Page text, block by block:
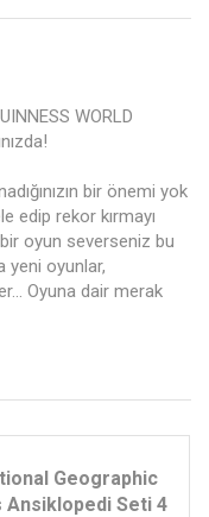
WORLD
bir önemi yok
edip rekor kırmayı
oyun severseniz bu
yeni oyunlar,
Oyuna dair merak
Geographic
Ansiklopedi Seti 4